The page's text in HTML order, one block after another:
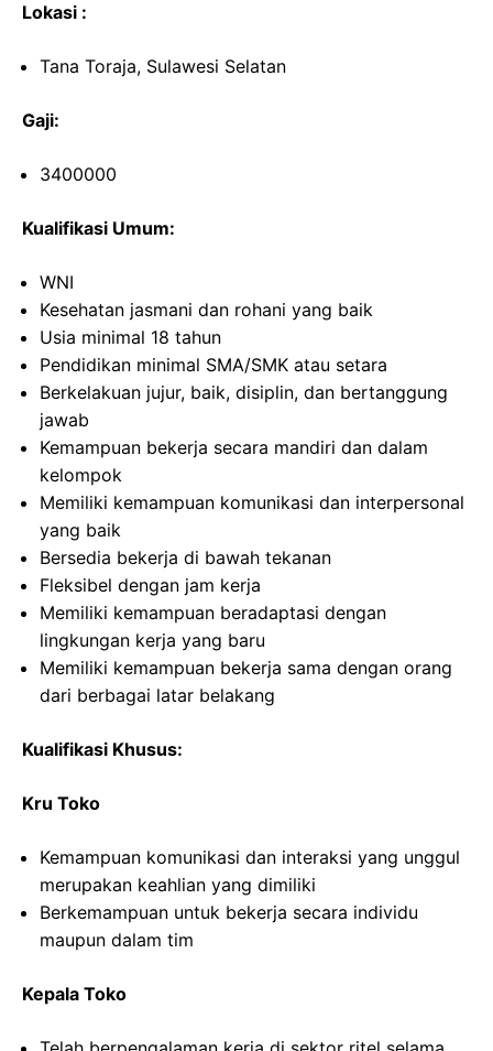
Lokasi :
Tana Toraja, Sulawesi Selatan
Gaji:
3400000
Kualifikasi Umum:
WNI
Kesehatan jasmani dan rohani yang baik
Usia minimal 18 tahun
Pendidikan minimal SMA/SMK atau setara
Berkelakuan jujur, baik, disiplin, dan bertanggung
jawab
Kemampuan bekerja secara mandiri dan dalam
kelompok
Memiliki kemampuan komunikasi dan interpersonal
yang baik
Bersedia bekerja di bawah tekanan
Fleksibel dengan jam kerja
Memiliki kemampuan beradaptasi dengan
lingkungan kerja yang baru
Memiliki kemampuan bekerja sama dengan orang
dari berbagai latar belakang
Kualifikasi Khusus:
Kru Toko
Kemampuan komunikasi dan interaksi yang unggul
merupakan keahlian yang dimiliki
Berkemampuan untuk bekerja secara individu
maupun dalam tim
Kepala Toko